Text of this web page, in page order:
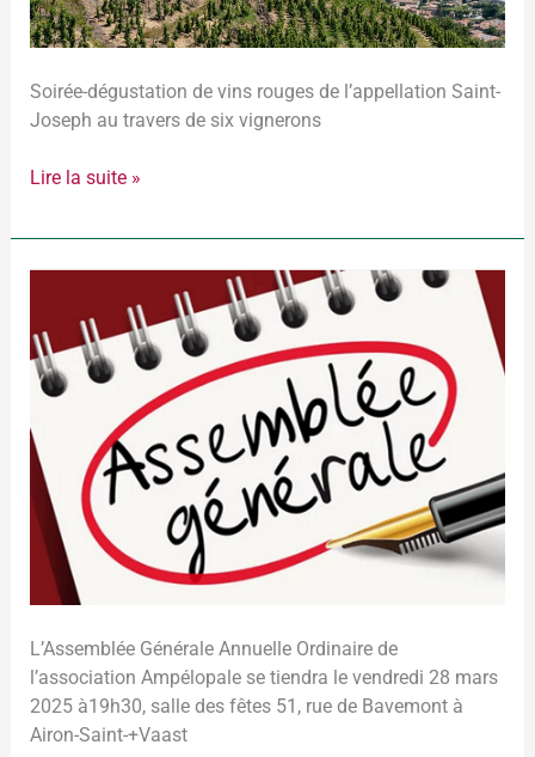
Soirée-dégustation de vins rouges de l’appellation Saint-
Joseph au travers de six vignerons
–
Vins
de
l’appellation
Joseph
Lire la suite »
L’Assemblée Générale Annuelle Ordinaire de
l’association Ampélopale se tiendra le vendredi 28 mars
2025 à19h30, salle des fêtes 51, rue de Bavemont à
Airon-Saint-+Vaast
28
–
Assemblée
Générale
Ordinaire
Annuelle